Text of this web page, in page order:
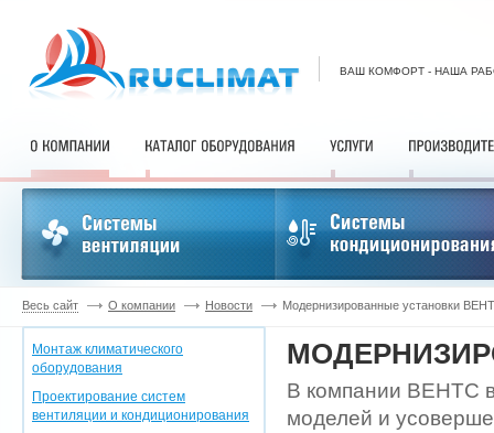
ВАШ КОМФОРТ - НАША
Весь сайт О компании Новости Модернизированные установки
Монтаж климатического
оборудования
Проектирование систем
вентиляции и кондиционирования
В компании ВЕНТС
моделей и